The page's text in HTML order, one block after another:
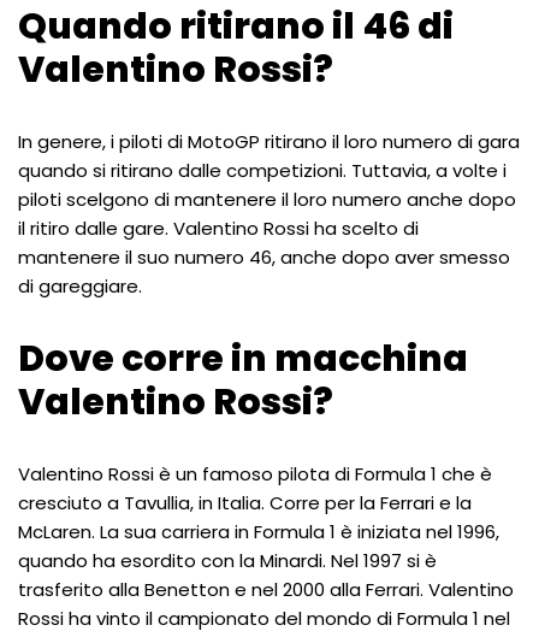
Quando ritirano il 46 di
Valentino Rossi?
In genere, i piloti di MotoGP ritirano il loro numero di gara
quando si ritirano dalle competizioni. Tuttavia, a volte i
piloti scelgono di mantenere il loro numero anche dopo
il ritiro dalle gare. Valentino Rossi ha scelto di
mantenere il suo numero 46, anche dopo aver smesso
di gareggiare.
Dove corre in macchina
Valentino Rossi?
Valentino Rossi è un famoso pilota di Formula 1 che è
cresciuto a Tavullia, in Italia. Corre per la Ferrari e la
McLaren. La sua carriera in Formula 1 è iniziata nel 1996,
quando ha esordito con la Minardi. Nel 1997 si è
trasferito alla Benetton e nel 2000 alla Ferrari. Valentino
Rossi ha vinto il campionato del mondo di Formula 1 nel